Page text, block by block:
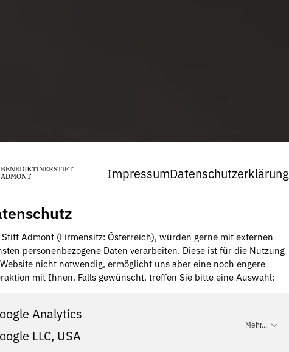
ImpressumDatenschutzerklärung
Stift Admont (Firmensitz: Österreich), würden gerne mit externen
personenbezogene Daten verarbeiten. Diese ist für die Nutzung
nicht notwendig, ermöglicht uns aber eine noch engere
mit Ihnen. Falls gewünscht, treffen Sie bitte eine Auswahl:
Analytics
LLC, USA
Mehr...